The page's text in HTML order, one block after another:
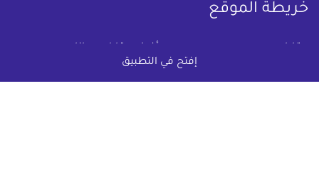
إفتح في التطبيق
خريطة الموقع